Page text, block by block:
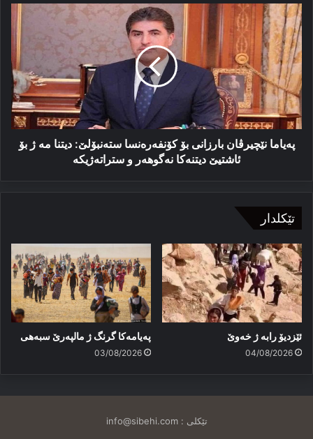
پەیاما
نێچیرڤان
بارزانی
بۆ
کۆنفەرەنسا
ستەنبۆلێ:
دیتنا
مه‌
ژ
بۆ
ئاشتیێ‌
ستراته‌ژیکه
پەیاما نێچیرڤان بارزانی بۆ کۆنفەرەنسا ستەنبۆلێ: دیتنا مه‌ ژ بۆ
ئاشتیێ‌ دیتنه‌کا‌ نه‌گوهه‌ر و ستراته‌ژیکه
تێکلدار
ئێزدیۆ رابە ژ خەوێ
04/08/2026
پەیامەكا گرنگ ژ مالپەرێ سبەهی
03/08/2026
تێکلی :info@sibehi.com